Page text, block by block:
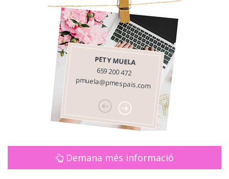
PETY MUELA
659 200 472
pmuela@pmespais.com
Demana més informació